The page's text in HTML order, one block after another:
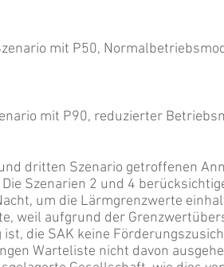
mit P50,
mit P90, reduzierter
dritten Szenario getroffenen
Szenarien 2 und 4
um die Lärmgrenzwerte
weil aufgrund der
ist, die SAK keine
Warteliste nicht davon